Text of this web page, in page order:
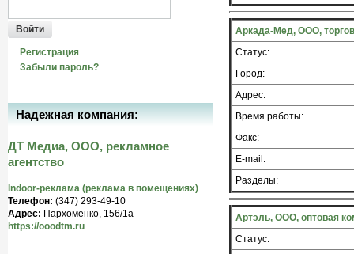
Аркада-Мед, ООО,
Статус:
Город:
Адрес:
Время работы:
Факс:
E-mail:
Разделы:
Артэль, ООО, оптовая
Статус:
Войти
Регистрация
Забыли пароль?
Надежная компания:
ДТ Медиа, ООО, рекламное
агентство
Indoor-реклама (реклама в помещениях)
Телефон: (347) 293-49-10
Адрес: Пархоменко, 156/1а
https://ooodtm.ru